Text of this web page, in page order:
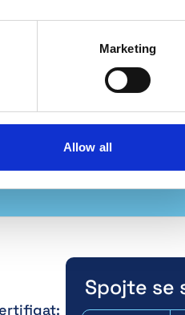
Marketing
Allow all
Kontaktujte nás pro více
Spojte se